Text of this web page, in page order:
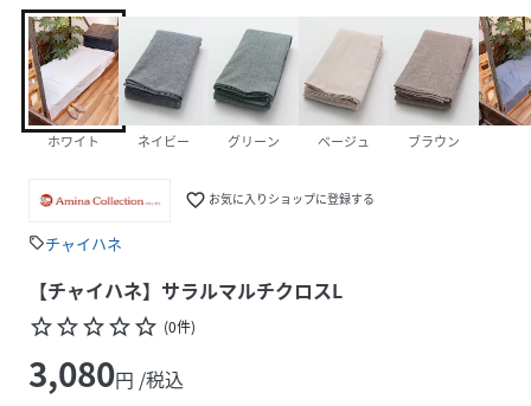
ホワイト ネイビー グリーン ベージュ ブラウン
favorite_border お気に入りショップに登録する
sellチャイハネ
【チャイハネ】サラルマルチクロスL
star_borderstar_borderstar_borderstar_borderstar_border (0件)
3,080円 /税込